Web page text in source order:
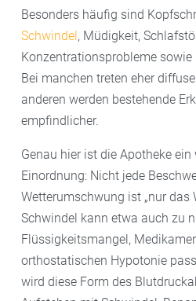
Besonders häufig sind
Schwindel, Müdigkeit,
Konzentrationsprobleme
Bei manchen treten eher
anderen werden bestehende
empfindlicher.
Genau hier ist die Apotheke
Einordnung: Nicht jede
Wetterumschwung ist „nur das
Schwindel kann etwa auch zu
Flüssigkeitsmangel,
orthostatischen Hypotonie
wird diese Form des